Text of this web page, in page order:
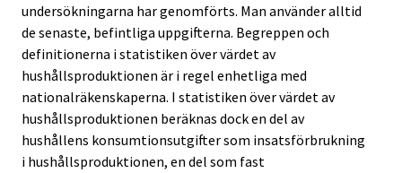
undersökningarna har genomförts. Man använder alltid
de senaste, befintliga uppgifterna. Begreppen och
definitionerna i statistiken över värdet av
hushållsproduktionen är i regel enhetliga med
nationalräkenskaperna. I statistiken över värdet av
hushållsproduktionen beräknas dock en del av
hushållens konsumtionsutgifter som insatsförbrukning
i hushållsproduktionen, en del som fast